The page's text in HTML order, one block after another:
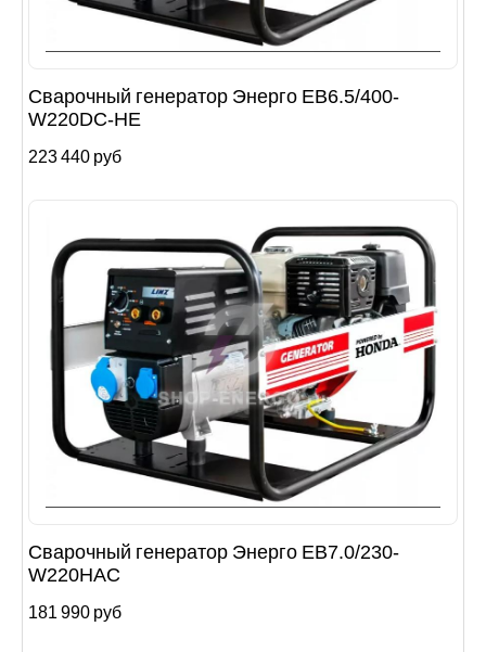
Сварочный генератор Энерго EB6.5/400-
W220DC-HE
223 440 руб
Сварочный генератор Энерго EB7.0/230-
W220HAC
181 990 руб